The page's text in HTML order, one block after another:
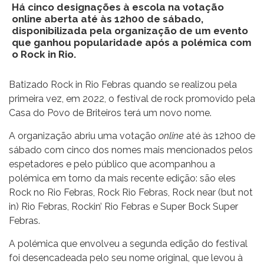
Há cinco designações à escola na votação
online aberta até às 12h00 de sábado,
disponibilizada pela organização de um evento
que ganhou popularidade após a polémica com
o Rock in Rio.
Batizado Rock in Rio Febras quando se realizou pela
primeira vez, em 2022, o festival de rock promovido pela
Casa do Povo de Briteiros terá um novo nome.
A organização abriu uma votação online até às 12h00 de
sábado com cinco dos nomes mais mencionados pelos
espetadores e pelo público que acompanhou a
polémica em torno da mais recente edição: são eles
Rock no Rio Febras, Rock Rio Febras, Rock near (but not
in) Rio Febras, Rockin’ Rio Febras e Super Bock Super
Febras.
A polémica que envolveu a segunda edição do festival
foi desencadeada pelo seu nome original, que levou à